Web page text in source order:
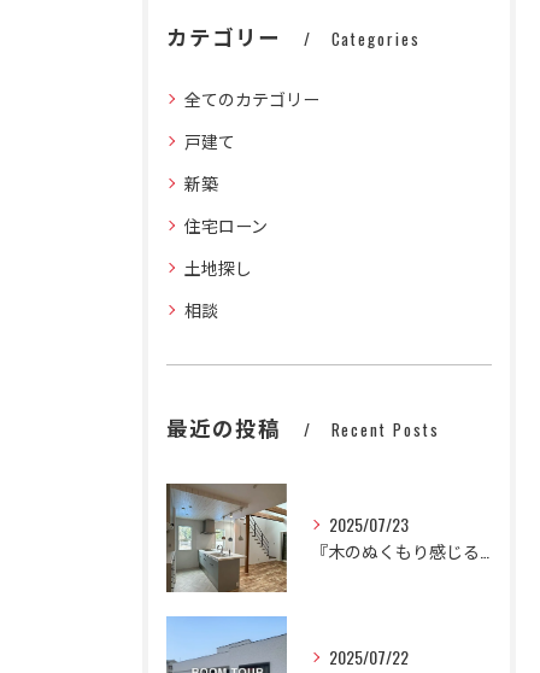
カテゴリー Categories
全てのカテゴリー
戸建て
新築
住宅ローン
土地探し
相談
最近の投稿 Recent Posts
2025/07/23
2025/07/22